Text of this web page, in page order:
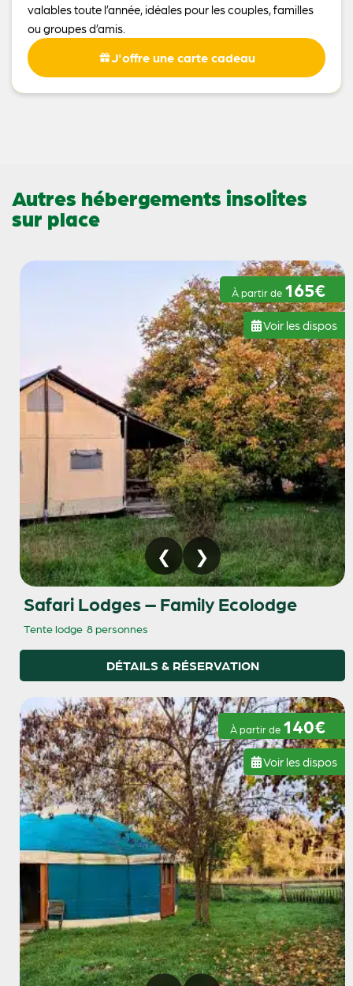
valables toute l’année, idéales pour les couples, familles
ou groupes d’amis.
J'offre une carte cadeau
Autres hébergements insolites
sur place
À partir de 165€
Voir les dispos
Safari Lodges – Family Ecolodge
Tente lodge 8 personnes
DÉTAILS & RÉSERVATION
À partir de 140€
Voir les dispos